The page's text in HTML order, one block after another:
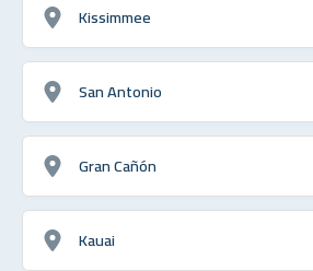
Kissimmee
San Antonio
Gran Cañón
Kauai